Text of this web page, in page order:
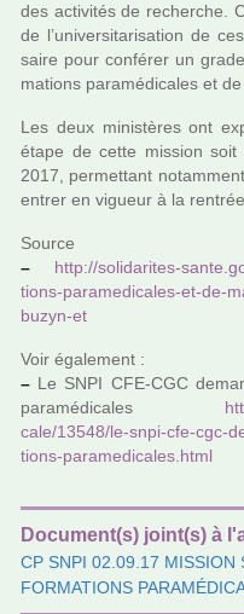
des acti­vi­tés de recher­che.
de l’uni­ver­si­ta­ri­sa­tion de
saire pour confé­rer un
ma­tions para­mé­di­ca­les et de
Les deux minis­tè­res ont
étape de cette mis­sion
2017, per­met­tant
entrer en vigueur à la ren­trée
Source
–
http://soli­da­ri­tes-
tions-para­me­di­ca­les-et-de-
buzyn-et
Voir également :
– Le SNPI CFE-CGC
para­mé­di­ca­les
cale/13548/le-snpi-cfe-cgc-
tions-para­me­di­ca­les.html
Document(s) joint(s) à
CP SNPI 02.09.17 MISSION
FORMATIONS